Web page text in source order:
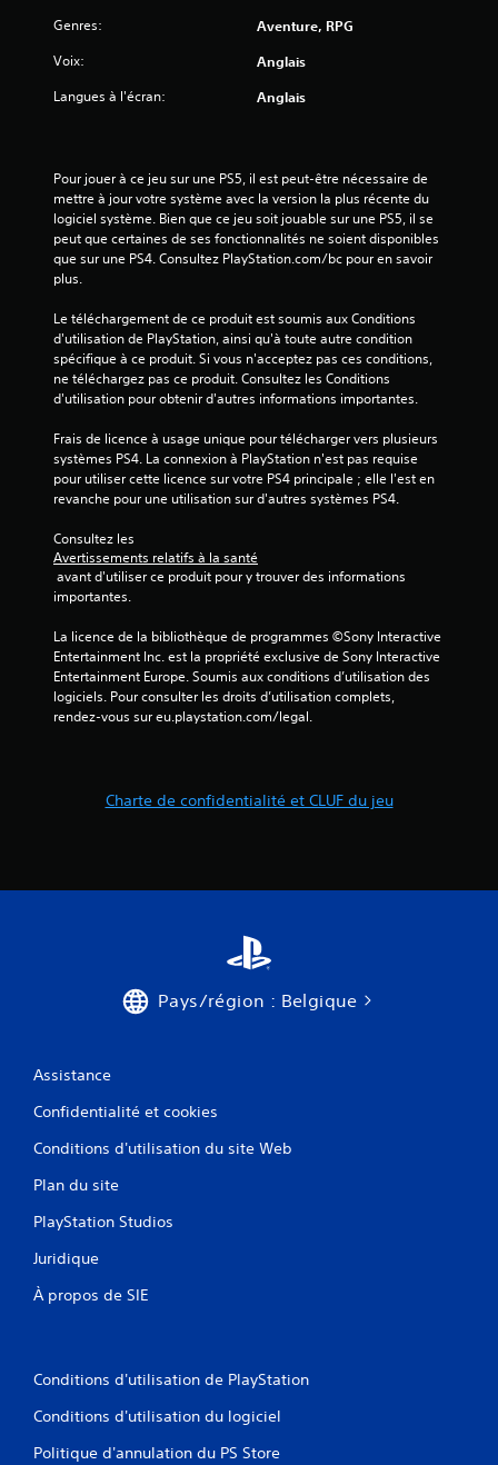
Genres: Aventure, RPG
Voix: Anglais
Langues à l'écran: Anglais
Pour jouer à ce jeu sur une PS5, il est peut-être nécessaire de
mettre à jour votre système avec la version la plus récente du
logiciel système. Bien que ce jeu soit jouable sur une PS5, il se
peut que certaines de ses fonctionnalités ne soient disponibles
que sur une PS4. Consultez PlayStation.com/bc pour en savoir
plus.
Le téléchargement de ce produit est soumis aux Conditions
d'utilisation de PlayStation, ainsi qu'à toute autre condition
spécifique à ce produit. Si vous n'acceptez pas ces conditions,
ne téléchargez pas ce produit. Consultez les Conditions
d'utilisation pour obtenir d'autres informations importantes.
Frais de licence à usage unique pour télécharger vers plusieurs
systèmes PS4. La connexion à PlayStation n'est pas requise
pour utiliser cette licence sur votre PS4 principale ; elle l'est en
revanche pour une utilisation sur d'autres systèmes PS4.
Consultez les
Avertissements relatifs à la santé
importantes.
La licence de la bibliothèque de programmes ©Sony Interactive
Entertainment Inc. est la propriété exclusive de Sony Interactive
Entertainment Europe. Soumis aux conditions d’utilisation des
logiciels. Pour consulter les droits d’utilisation complets,
rendez-vous sur eu.playstation.com/legal.
Charte de confidentialité et CLUF du jeu
Pays/région : Belgique
Assistance
Confidentialité et cookies
Conditions d'utilisation du site Web
Plan du site
PlayStation Studios
Juridique
À propos de SIE
Conditions d'utilisation de PlayStation
Conditions d'utilisation du logiciel
Politique d'annulation du PS Store